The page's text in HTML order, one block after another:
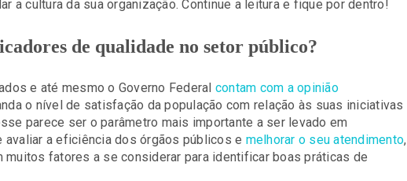
a cultura da sua organização. Continue a leitura e fique por dentro!
de qualidade no setor público?
e até mesmo o Governo Federal contam com a opinião
o nível de satisfação da população com relação às suas iniciativas
parece ser o parâmetro mais importante a ser levado em
avaliar a eficiência dos órgãos públicos e melhorar o seu atendimento,
muitos fatores a se considerar para identificar boas práticas de